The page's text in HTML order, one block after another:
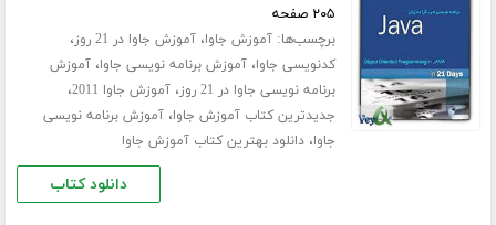
۲۰۵ صفحه
برچسب‌ها:آموزش جاوا،آموزش جاوا در 21 روز ،
کدنویسی جاوا،آموزش برنامه نویسی جاوا،آموزش
برنامه نویسی جاوا در 21 روز
،آموزش جاوا 2011 ،
جدیدترین کتاب آموزش جاوا،آموزش برنامه نویسی
جاوا،دانلود بهترین کتاب آموزش جاوا
دانلود کتاب